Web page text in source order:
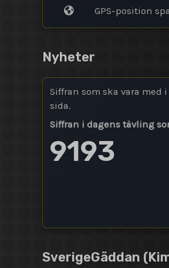
GPS-position
Nyheter
Siffran som ska vara
sida.
Siffran i dagens tävling
9193
SverigeGäddan